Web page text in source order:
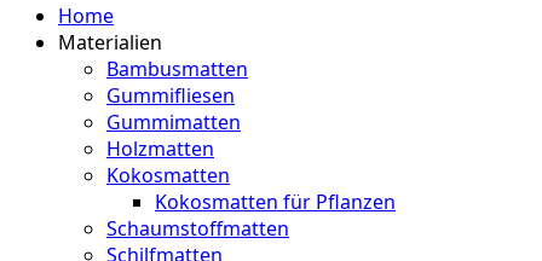
Home
Materialien
Bambusmatten
Gummifliesen
Gummimatten
Holzmatten
Kokosmatten
Kokosmatten für Pflanzen
Schaumstoffmatten
Schilfmatten